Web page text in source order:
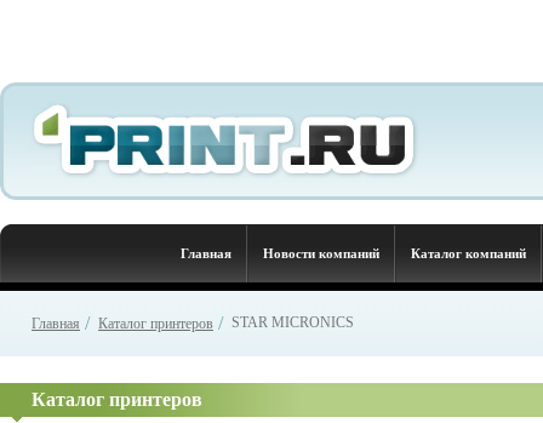
Главная Новости компаний Каталог компаний
Главная / Каталог принтеров / STAR MICRONICS
Каталог принтеров